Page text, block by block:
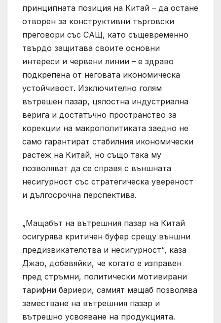
принципната позиция на Китай – да остане
отворен за конструктивни търговски
преговори със САЩ, като същевременно
твърдо защитава своите основни
интереси и червени линии – е здраво
подкрепена от неговата икономическа
устойчивост. Изключително голям
вътрешен пазар, цялостна индустриална
верига и достатъчно пространство за
корекции на макрополитиката заедно не
само гарантират стабилния икономически
растеж на Китай, но също така му
позволяват да се справя с външната
несигурност със стратегическа увереност
и дългосрочна перспектива.
„Мащабът на вътрешния пазар на Китай
осигурява критичен буфер срещу външни
предизвикателства и несигурност“, каза
Джао, добавяйки, че когато е изправен
пред стръмни, политически мотивирани
тарифни бариери, самият мащаб позволява
заместване на вътрешния пазар и
вътрешно усвояване на продукцията.